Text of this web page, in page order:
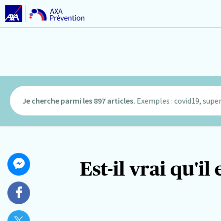
Je cherche parmi les 897 articles. Exemples : covid19,
Est-il vrai qu'il
Partager
cet
article
Partager
sur
Messenger
Partager
sur